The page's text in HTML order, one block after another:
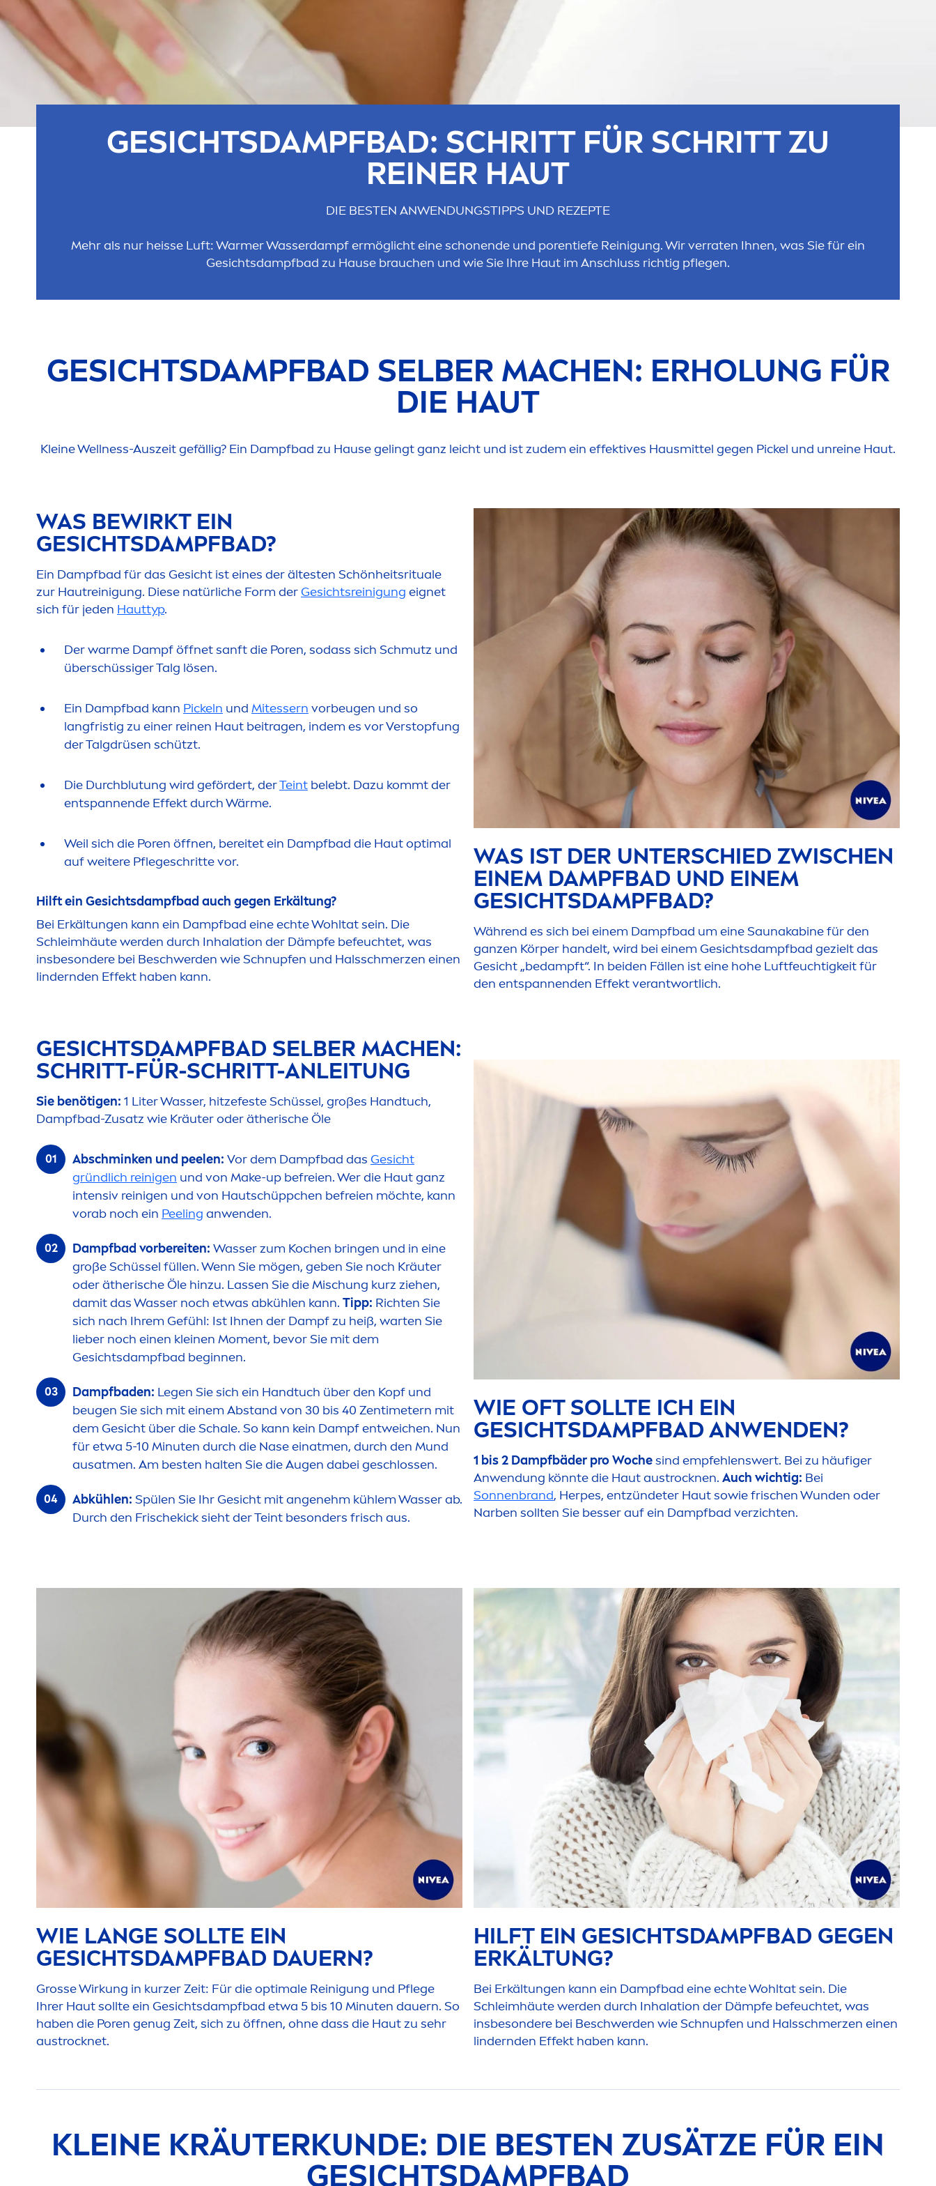
GESICHTSDAMPFBAD: SCHRITT FÜR SCHRITT ZU
REINER HAUT
DIE BESTEN ANWENDUNGSTIPPS UND REZEPTE
Mehr als nur heisse Luft: Warmer Wasserdampf ermöglicht eine schonende und porentiefe Reinigung. Wir verraten Ihnen, was Sie für ein
Gesichtsdampfbad zu Hause brauchen und wie Sie Ihre Haut im Anschluss richtig pflegen.
GESICHTSDAMPFBAD SELBER MACHEN: ERHOLUNG FÜR
DIE HAUT
Kleine Wellness-Auszeit gefällig? Ein Dampfbad zu Hause gelingt ganz leicht und ist zudem ein effektives Hausmittel gegen Pickel und unreine Haut.
WAS BEWIRKT EIN
GESICHTSDAMPFBAD?
Ein Dampfbad für das Gesicht ist eines der ältesten Schönheitsrituale
zur Hautreinigung. Diese natürliche Form der Gesichtsreinigung eignet
sich für jeden Hauttyp.
Der warme Dampf öffnet sanft die Poren, sodass sich Schmutz und
überschüssiger Talg lösen.
Ein Dampfbad kann Pickeln und Mitessern vorbeugen und so
langfristig zu einer reinen Haut beitragen, indem es vor Verstopfung
der Talgdrüsen schützt.
Die Durchblutung wird gefördert, derTeint belebt. Dazu kommt der
entspannende Effekt durch Wärme.
Weil sich die Poren öffnen, bereitet ein Dampfbad die Haut optimal
auf weitere Pflegeschritte vor.
Hilft ein Gesichtsdampfbad auch gegen Erkältung?
Bei Erkältungen kann ein Dampfbad eine echte Wohltat sein. Die
Schleimhäute werden durch Inhalation der Dämpfe befeuchtet, was
insbesondere bei Beschwerden wie Schnupfen und Halsschmerzen einen
lindernden Effekt haben kann.
WAS IST DER UNTERSCHIED ZWISCHEN
EINEM DAMPFBAD UND EINEM
GESICHTSDAMPFBAD?
Während es sich bei einem Dampfbad um eine Saunakabine für den
ganzen Körper handelt, wird bei einem Gesichtsdampfbad gezielt das
Gesicht „bedampft“. In beiden Fällen ist eine hohe Luftfeuchtigkeit für
den entspannenden Effekt verantwortlich.
GESICHTSDAMPFBAD SELBER MACHEN:
SCHRITT-FÜR-SCHRITT-ANLEITUNG
Sie benötigen: 1 Liter Wasser, hitzefeste Schüssel, großes Handtuch,
Dampfbad-Zusatz wie Kräuter oder ätherische Öle
Abschminken und peelen: Vor dem Dampfbad das Gesicht
gründlich reinigen und von Make-up befreien. Wer die Haut ganz
intensiv reinigen und von Hautschüppchen befreien möchte, kann
vorab noch ein Peeling anwenden.
Dampfbad vorbereiten: Wasser zum Kochen bringen und in eine
große Schüssel füllen. Wenn Sie mögen, geben Sie noch Kräuter
oder ätherische Öle hinzu. Lassen Sie die Mischung kurz ziehen,
damit das Wasser noch etwas abkühlen kann. Tipp: Richten Sie
sich nach Ihrem Gefühl: Ist Ihnen der Dampf zu heiß, warten Sie
lieber noch einen kleinen Moment, bevor Sie mit dem
Gesichtsdampfbad beginnen.
Dampfbaden: Legen Sie sich ein Handtuch über den Kopf und
beugen Sie sich mit einem Abstand von 30 bis 40 Zentimetern mit
dem Gesicht über die Schale. So kann kein Dampf entweichen. Nun
für etwa 5-10 Minuten durch die Nase einatmen, durch den Mund
ausatmen. Am besten halten Sie die Augen dabei geschlossen.
Abkühlen: Spülen Sie Ihr Gesicht mit angenehm kühlem Wasser ab.
Durch den Frischekicksieht der Teint besonders frisch aus.
WIE OFT SOLLTE ICH EIN
GESICHTSDAMPFBAD ANWENDEN?
1 bis 2 Dampfbäder pro Wochesind empfehlenswert. Bei zu häufiger
Anwendung könnte die Haut austrocknen. Auch wichtig: Bei
Sonnenbrand, Herpes, entzündeter Haut sowie frischen Wunden oder
Narben sollten Sie besser auf ein Dampfbad verzichten.
WIE LANGE SOLLTE EIN
GESICHTSDAMPFBAD DAUERN?
Grosse Wirkung in kurzer Zeit: Für die optimale Reinigung und Pflege
Ihrer Haut sollte ein Gesichtsdampfbad etwa 5 bis 10 Minuten dauern. So
haben die Poren genug Zeit, sich zu öffnen, ohne dass die Haut zu sehr
austrocknet.
HILFT EIN GESICHTSDAMPFBAD GEGEN
ERKÄLTUNG?
Bei Erkältungen kann ein Dampfbad eine echte Wohltat sein. Die
Schleimhäute werden durch Inhalation der Dämpfe befeuchtet, was
insbesondere bei Beschwerden wie Schnupfen und Halsschmerzen einen
lindernden Effekt haben kann.
KLEINE KRÄUTERKUNDE: DIE BESTEN ZUSÄTZE FÜR EIN
GESICHTSDAMPFBAD